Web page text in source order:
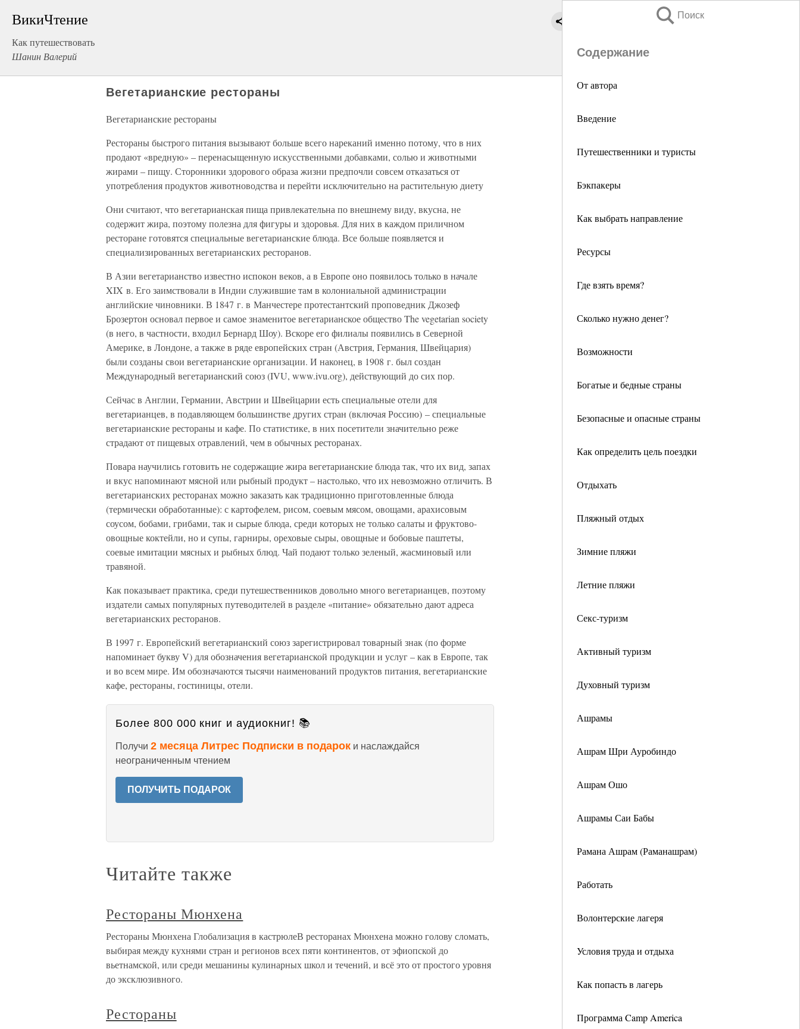
ВикиЧтение
Как путешествовать
Шанин Валерий
Поиск
Содержание
От автора
Введение
Путешественники и туристы
Бэкпакеры
Как выбрать направление
Ресурсы
Где взять время?
Сколько нужно денег?
Возможности
Богатые и бедные страны
Безопасные и опасные страны
Как определить цель поездки
Отдыхать
Пляжный отдых
Зимние пляжи
Летние пляжи
Секс-туризм
Активный туризм
Духовный туризм
Ашрамы
Ашрам Шри Ауробиндо
Ашрам Ошо
Ашрамы Саи Бабы
Рамана Ашрам (Раманашрам)
Работать
Волонтерские лагеря
Условия труда и отдыха
Как попасть в лагерь
Программа Camp America
Вегетарианские рестораны
Вегетарианские рестораны
Рестораны быстрого питания вызывают больше всего нареканий именно потому, что в них
продают «вредную» – перенасыщенную искусственными добавками, солью и животными
жирами – пищу. Сторонники здорового образа жизни предпочли совсем отказаться от
употребления продуктов животноводства и перейти исключительно на растительную диету
Они считают, что вегетарианская пища привлекательна по внешнему виду, вкусна, не
содержит жира, поэтому полезна для фигуры и здоровья. Для них в каждом приличном
ресторане готовятся специальные вегетарианские блюда. Все больше появляется и
специализированных вегетарианских ресторанов.
В Азии вегетарианство известно испокон веков, а в Европе оно появилось только в начале
XIX в. Его заимствовали в Индии служившие там в колониальной администрации
английские чиновники. В 1847 г. в Манчестере протестантский проповедник Джозеф
Брозертон основал первое и самое знаменитое вегетарианское общество The vegetarian society
(в него, в частности, входил Бернард Шоу). Вскоре его филиалы появились в Северной
Америке, в Лондоне, а также в ряде европейских стран (Австрия, Германия, Швейцария)
были созданы свои вегетарианские организации. И наконец, в 1908 г. был создан
Международный вегетарианский союз (IVU, www.ivu.org), действующий до сих пор.
Сейчас в Англии, Германии, Австрии и Швейцарии есть специальные отели для
вегетарианцев, в подавляющем большинстве других стран (включая Россию) – специальные
вегетарианские рестораны и кафе. По статистике, в них посетители значительно реже
страдают от пищевых отравлений, чем в обычных ресторанах.
Повара научились готовить не содержащие жира вегетарианские блюда так, что их вид, запах
и вкус напоминают мясной или рыбный продукт – настолько, что их невозможно отличить. В
вегетарианских ресторанах можно заказать как традиционно приготовленные блюда
(термически обработанные): с картофелем, рисом, соевым мясом, овощами, арахисовым
соусом, бобами, грибами, так и сырые блюда, среди которых не только салаты и фруктово-
овощные коктейли, но и супы, гарниры, ореховые сыры, овощные и бобовые паштеты,
соевые имитации мясных и рыбных блюд. Чай подают только зеленый, жасминовый или
травяной.
Как показывает практика, среди путешественников довольно много вегетарианцев, поэтому
издатели самых популярных путеводителей в разделе «питание» обязательно дают адреса
вегетарианских ресторанов.
В 1997 г. Европейский вегетарианский союз зарегистрировал товарный знак (по форме
напоминает букву V) для обозначения вегетарианской продукции и услуг – как в Европе, так
и во всем мире. Им обозначаются тысячи наименований продуктов питания, вегетарианские
кафе, рестораны, гостиницы, отели.
Более 800 000 книг и аудиокниг! 📚
Получи 2 месяца Литрес Подписки в подарок и наслаждайся
неограниченным чтением
ПОЛУЧИТЬ ПОДАРОК
Читайте также
Рестораны Мюнхена
Рестораны Мюнхена Глобализация в кастрюлеВ ресторанах Мюнхена можно голову сломать,
выбирая между кухнями стран и регионов всех пяти континентов, от эфиопской до
вьетнамской, или среди мешанины кулинарных школ и течений, и всё это от простого уровня
до эксклюзивного.
Рестораны